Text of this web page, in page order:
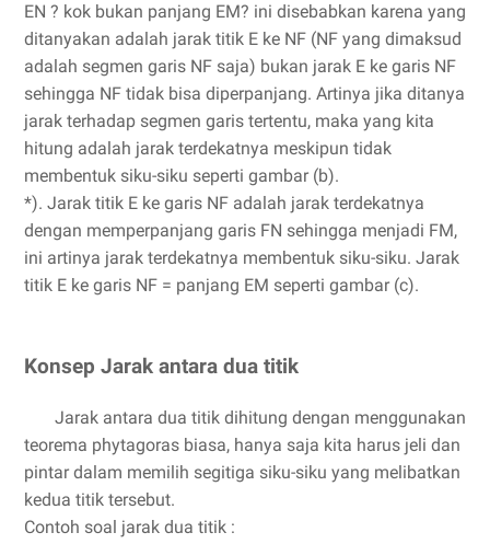
EN ? kok bukan panjang EM? ini disebabkan karena yang
ditanyakan adalah jarak titik E ke NF (NF yang dimaksud
adalah segmen garis NF saja) bukan jarak E ke garis NF
sehingga NF tidak bisa diperpanjang. Artinya jika ditanya
jarak terhadap segmen garis tertentu, maka yang kita
hitung adalah jarak terdekatnya meskipun tidak
membentuk siku-siku seperti gambar (b).
*). Jarak titik E ke garis NF adalah jarak terdekatnya
dengan memperpanjang garis FN sehingga menjadi FM,
ini artinya jarak terdekatnya membentuk siku-siku. Jarak
titik E ke garis NF = panjang EM seperti gambar (c).
Konsep Jarak antara dua titik
Jarak antara dua titik dihitung dengan menggunakan
teorema phytagoras biasa, hanya saja kita harus jeli dan
pintar dalam memilih segitiga siku-siku yang melibatkan
kedua titik tersebut.
Contoh soal jarak dua titik :